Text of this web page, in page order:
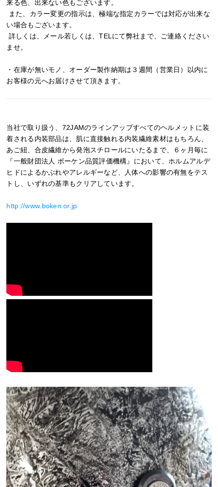
来る色、出来ない色もございます。
また、カラー変更の指示は、極端な指定カラーでは対応が出来な
い場合もございます。
詳しくは、メール若しくは、TELにて弊社まで、ご連絡ください
ませ。
・在庫が無いモノ、オーダー製作納期は３週間（営業日）以内に
お客様の元へお届けさせて頂きます。
当社で取り扱う、72JAMのラインアップすべてのヘルメットに装
着される内装部品は、肌に直接触れる内装繊維素材はもちろん、
あご紐、合皮繊維から発泡スチロールにいたるまで、６ヶ月毎に
『一般財団法人 ボーケン品質評価機構』において、ホルムアルデ
ヒドによるかぶれやアレルギーなど、人体への影響の有無をテス
トし、いずれの基準もクリアしています。
http://www.boken.or.jp